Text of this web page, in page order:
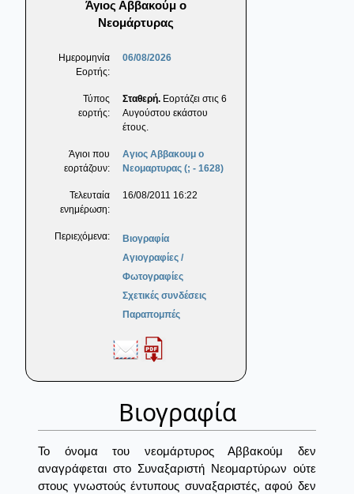
Άγιος Αββακούμ ο
Νεομάρτυρας
Ημερομηνία
Εορτής:
06/08/2026
Τύπος
εορτής:
Σταθερή. Εορτάζει στις 6
Αυγούστου εκάστου
έτους.
Άγιοι που
εορτάζουν:
Αγιος Αββακουμ ο
Νεομαρτυρας (; - 1628)
Τελευταία
ενημέρωση:
16/08/2011 16:22
Περιεχόμενα:
Βιογραφία
Αγιογραφίες /
Φωτογραφίες
Σχετικές συνδέσεις
Παραπομπές
Βιογραφία
Το όνομα του νεομάρτυρος Αββακούμ δεν
αναγράφεται στο Συναξαριστή Νεομαρτύρων ούτε
στους γνωστούς έντυπους συναξαριστές, αφού δεν